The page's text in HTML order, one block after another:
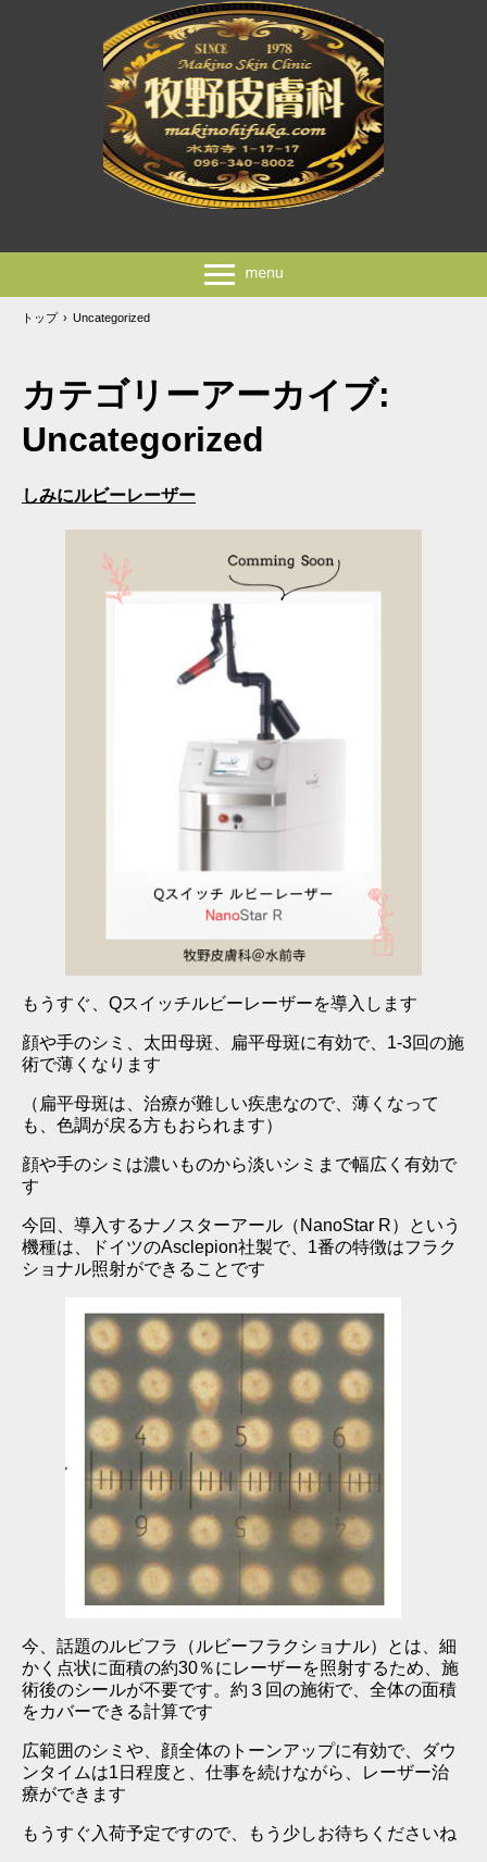
トップ › Uncategorized
カテゴリーアーカイブ:
Uncategorized
しみにルビーレーザー
もうすぐ、Qスイッチルビーレーザーを導入します
顔や手のシミ、太田母斑、扁平母斑に有効で、1-3回の施
術で薄くなります
（扁平母斑は、治療が難しい疾患なので、薄くなって
も、色調が戻る方もおられます）
顔や手のシミは濃いものから淡いシミまで幅広く有効で
す
今回、導入するナノスターアール（NanoStar R）という
機種は、ドイツのAsclepion社製で、1番の特徴はフラク
ショナル照射ができることです
今、話題のルビフラ（ルビーフラクショナル）とは、細
かく点状に面積の約30％にレーザーを照射するため、施
術後のシールが不要です。約３回の施術で、全体の面積
をカバーできる計算です
広範囲のシミや、顔全体のトーンアップに有効で、ダウ
ンタイムは1日程度と、仕事を続けながら、レーザー治
療ができます
もうすぐ入荷予定ですので、もう少しお待ちくださいね